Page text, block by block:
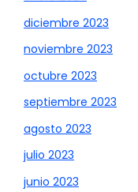
diciembre 2023
noviembre 2023
octubre 2023
septiembre 2023
agosto 2023
julio 2023
junio 2023